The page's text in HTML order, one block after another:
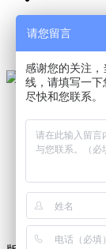
关于我们
产品展示
视频中心
联系我们
XML
网站地图
请您留言
感谢您的关注
线，请填写一
尽快和您联系。